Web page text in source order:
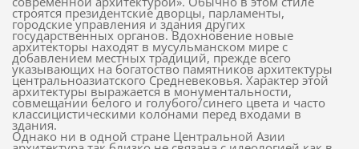
строятся президентские дворцы, парламенты,
городские управления и здания других
государственных органов. Вдохновение новые
архитекторы находят в мусульманском мире с
добавлением местных традиций, прежде всего
указывающих на богатоство памятников архитектуры
центральноазиатского Средневековья. Характер этой
архитектуры выражается в монументальности,
совмещании белого и голубого/синего цвета и часто
классицистическими колонами перед входами в
здания.
Однако ни в одной стране Центральной Азии